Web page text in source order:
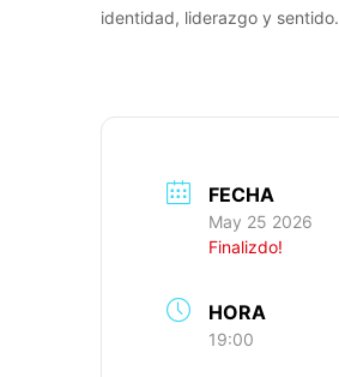
identidad, liderazgo y sentido.
FECHA
May 25 2026
Finalizdo!
HORA
19:00